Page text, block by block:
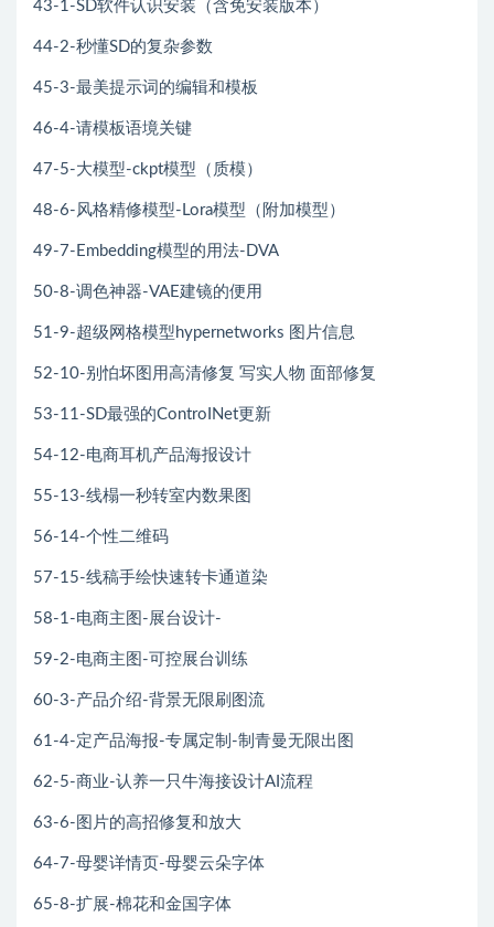
43-1-SD软件认识安装（含免安装版本）
44-2-秒懂SD的复杂参数
45-3-最美提示词的编辑和模板
46-4-请模板语境关键
47-5-大模型-ckpt模型（质模）
48-6-风格精修模型-Lora模型（附加模型）
49-7-Embedding模型的用法-DVA
50-8-调色神器-VAE建镜的便用
51-9-超级网格模型hypernetworks 图片信息
52-10-别怕坏图用高清修复 写实人物 面部修复
53-11-SD最强的ControINet更新
54-12-电商耳机产品海报设计
55-13-线榻一秒转室内数果图
56-14-个性二维码
57-15-线稿手绘快速转卡通道染
58-1-电商主图-展台设计-
59-2-电商主图-可控展台训练
60-3-产品介绍-背景无限刷图流
61-4-定产品海报-专属定制-制青曼无限出图
62-5-商业-认养一只牛海接设计AI流程
63-6-图片的高招修复和放大
64-7-母婴详情页-母婴云朵字体
65-8-扩展-棉花和金国字体